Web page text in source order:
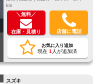
km
＼無料／
在庫・見積り 店舗に電話
お気に入り追加
現在 1 人が追加済
スズキ